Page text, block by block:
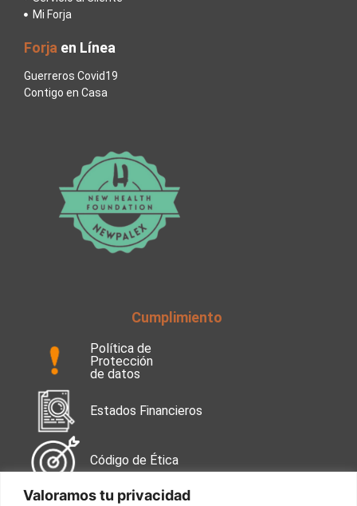
Valoramos tu privacidad
Mi Forja
Forja en Línea
Guerreros Covid19
Contigo en Casa
Cumplimiento
Política de
Protección
de datos
Estados Financieros
Código de Ética